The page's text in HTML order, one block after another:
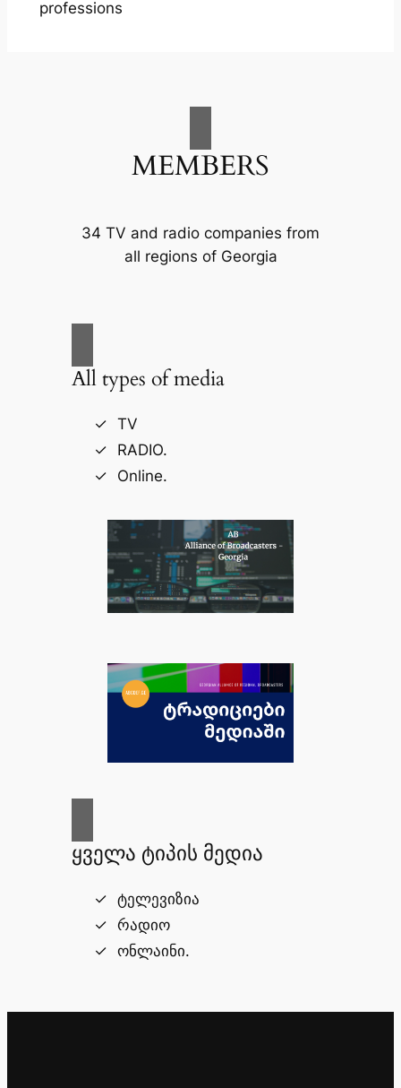
professions
MEMBERS
34 TV and radio companies from
all regions of Georgia
All types of media
TV
RADIO.
Online.
ყველა ტიპის მედია
ტელევიზია
რადიო
ონლაინი.